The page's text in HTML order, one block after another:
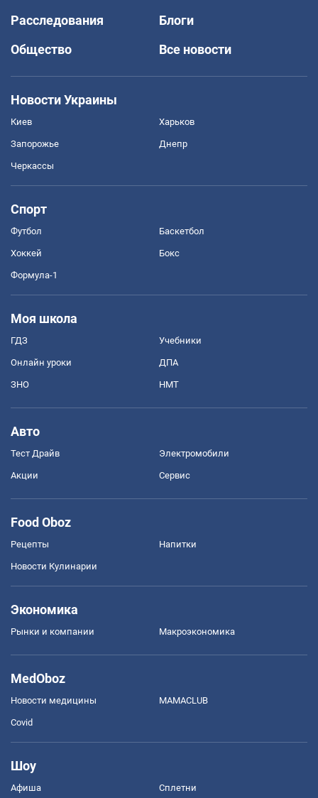
Расследования
Блоги
Общество
Все новости
Новости Украины
Киев Харьков
Запорожье Днепр
Черкассы
Спорт
Футбол Баскетбол
Хоккей Бокс
Формула-1
Моя школа
ГДЗ Учебники
Онлайн уроки ДПА
ЗНО НМТ
Авто
Тест Драйв Электромобили
Акции Сервис
Food Oboz
Рецепты Напитки
Новости Кулинарии
Экономика
Рынки и компании Mакроэкономика
MedOboz
Новости медицины MAMACLUB
Covid
Шоу
Афиша Сплетни